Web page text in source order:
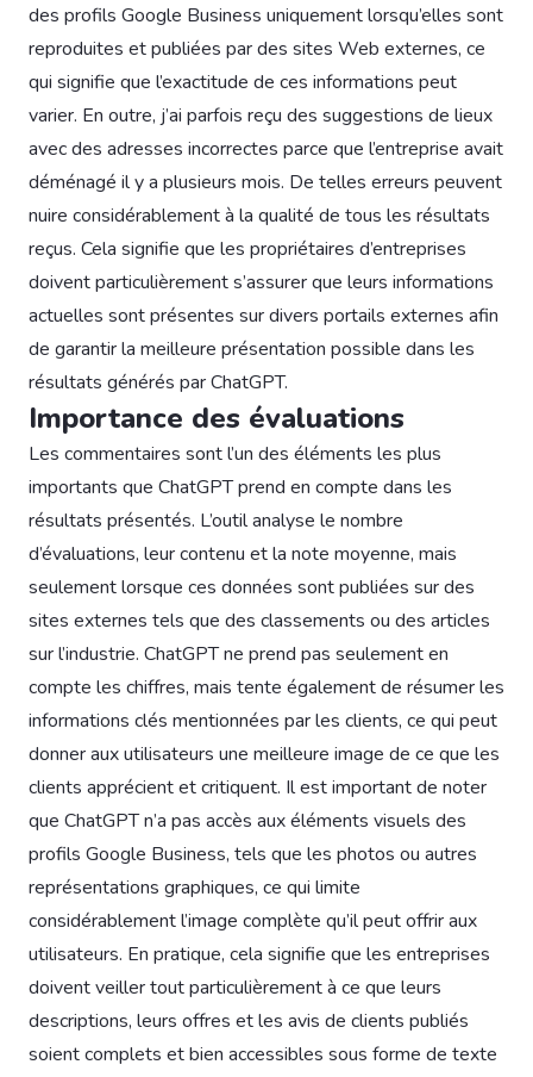
des profils Google Business uniquement lorsqu’elles sont
reproduites et publiées par des sites Web externes, ce
qui signifie que l’exactitude de ces informations peut
varier. En outre, j’ai parfois reçu des suggestions de lieux
avec des adresses incorrectes parce que l’entreprise avait
déménagé il y a plusieurs mois. De telles erreurs peuvent
nuire considérablement à la qualité de tous les résultats
reçus. Cela signifie que les propriétaires d’entreprises
doivent particulièrement s’assurer que leurs informations
actuelles sont présentes sur divers portails externes afin
de garantir la meilleure présentation possible dans les
résultats générés par ChatGPT.
Importance des évaluations
Les commentaires sont l’un des éléments les plus
importants que ChatGPT prend en compte dans les
résultats présentés. L’outil analyse le nombre
d’évaluations, leur contenu et la note moyenne, mais
seulement lorsque ces données sont publiées sur des
sites externes tels que des classements ou des articles
sur l’industrie. ChatGPT ne prend pas seulement en
compte les chiffres, mais tente également de résumer les
informations clés mentionnées par les clients, ce qui peut
donner aux utilisateurs une meilleure image de ce que les
clients apprécient et critiquent. Il est important de noter
que ChatGPT n’a pas accès aux éléments visuels des
profils Google Business, tels que les photos ou autres
représentations graphiques, ce qui limite
considérablement l’image complète qu’il peut offrir aux
utilisateurs. En pratique, cela signifie que les entreprises
doivent veiller tout particulièrement à ce que leurs
descriptions, leurs offres et les avis de clients publiés
soient complets et bien accessibles sous forme de texte